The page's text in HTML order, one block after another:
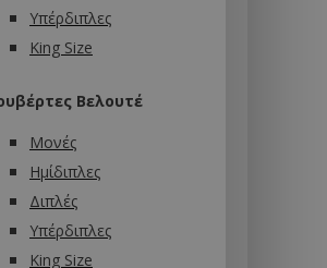
Υπέρδιπλες
King Size
Βελουτέ
Μονές
Ημίδιπλες
Διπλές
Υπέρδιπλες
King Size